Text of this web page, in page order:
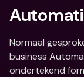
Normaal
business
ondertekend